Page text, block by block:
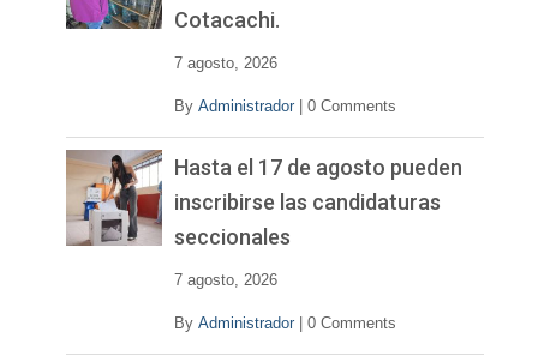
Cotacachi.
7 agosto, 2026
By Administrador 0 Comments
Hasta el 17 de agosto pueden
inscribirse las candidaturas
seccionales
7 agosto, 2026
By Administrador 0 Comments